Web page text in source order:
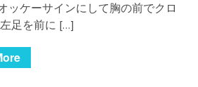
ッケーサインにして胸の前でクロ
足を前に […]